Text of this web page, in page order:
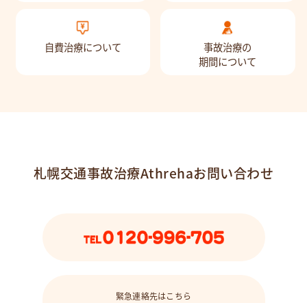
自費治療について
事故治療の
期間について
札幌交通事故治療Athrehaお問い合わせ
緊急連絡先はこちら